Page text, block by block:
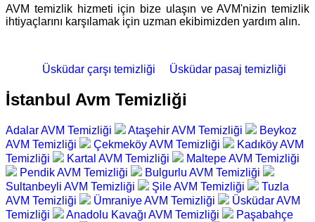
AVM temizlik hizmeti için bize ulaşın ve AVM'nizin temizlik
ihtiyaçlarını karşılamak için uzman ekibimizden yardım alın.
Üsküdar çarşı temizliği Üsküdar pasaj temizliği
İstanbul Avm Temizliği
Adalar AVM Temizliği Ataşehir AVM Temizliği
Beykoz
AVM Temizliği
Çekmeköy AVM Temizliği
Kadıköy AVM
Temizliği
Kartal AVM Temizliği
Maltepe AVM Temizliği
Pendik AVM Temizliği
Bulgurlu AVM Temizliği
Sultanbeyli AVM Temizliği
Şile AVM Temizliği
Tuzla
AVM Temizliği
Ümraniye AVM Temizliği
Üsküdar AVM
Temizliği
Anadolu Kavağı AVM Temizliği
Paşabahçe